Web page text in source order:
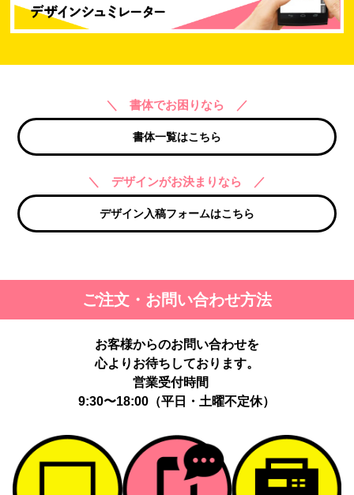
＼ 書体でお困りなら ／
書体一覧はこちら
＼ デザインがお決まりなら ／
デザイン入稿フォームはこちら
ご注文・お問い合わせ方法
お客様からのお問い合わせを
心よりお待ちしております。
営業受付時間
9:30〜18:00（平日・土曜不定休）